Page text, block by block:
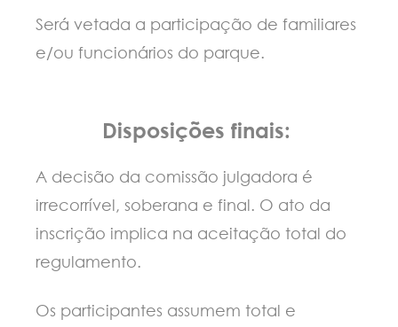
Será vetada a participação de familiares
e/ou funcionários do parque.
Disposições finais:
A decisão da comissão julgadora é
irrecorrível, soberana e final. O ato da
inscrição implica na aceitação total do
regulamento.
Os participantes assumem total e